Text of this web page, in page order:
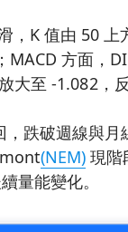
，K 值由 50
方面，
至 -1.082，
跌破週線與
(NEM) 現階
量能變化。